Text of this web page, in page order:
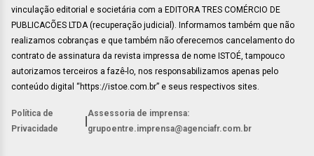
vinculação editorial e societária com a EDITORA TRES COMÉRCIO DE
PUBLICACÕES LTDA (recuperação judicial). Informamos também que não
realizamos cobranças e que também não oferecemos cancelamento do
contrato de assinatura da revista impressa de nome ISTOÉ, tampouco
autorizamos terceiros a fazê-lo, nos responsabilizamos apenas pelo
conteúdo digital “https://istoe.com.br” e seus respectivos sites.
Política de
Privacidade
Assessoria de imprensa:
grupoentre.imprensa@agenciafr.com.br